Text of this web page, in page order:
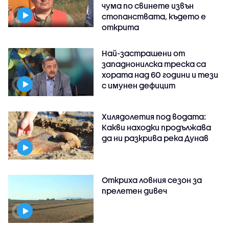
чума по свинете извън
стопанствата, където е
открита
Най-застрашени от
западнонилска треска са
хората над 60 години и тези
с имунен дефицит
Хилядолетия под водата:
Какви находки продължава
да ни разкрива река Дунав
Откриха ловния сезон за
прелетен дивеч